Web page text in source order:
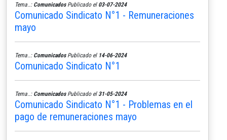
Tema..: ComunicadosPublicado el 03-07-2024
Comunicado Sindicato N°1 - Remuneraciones
mayo
Tema..: ComunicadosPublicado el 14-06-2024
Comunicado Sindicato N°1
Tema..: ComunicadosPublicado el 31-05-2024
Comunicado Sindicato N°1 - Problemas en el
pago de remuneraciones mayo